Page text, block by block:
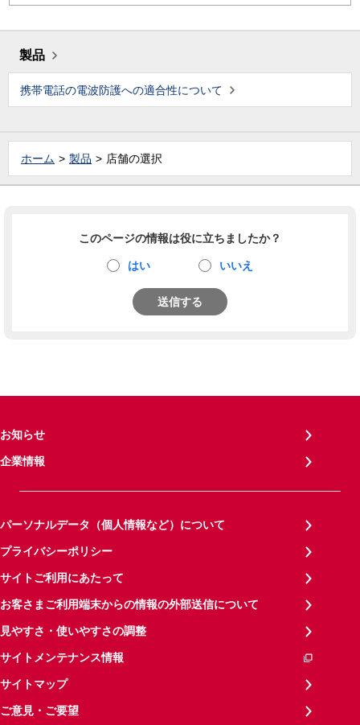
製品
携帯電話の電波防護への適合性について
ホーム 製品 店舗の選択
このページの情報は役に立ちましたか？
はい いいえ
送信する
お知らせ
企業情報
パーソナルデータ（個人情報など）について
プライバシーポリシー
サイトご利用にあたって
お客さまご利用端末からの情報の外部送信について
見やすさ・使いやすさの調整
サイトメンテナンス情報
サイトマップ
ご意見・ご要望